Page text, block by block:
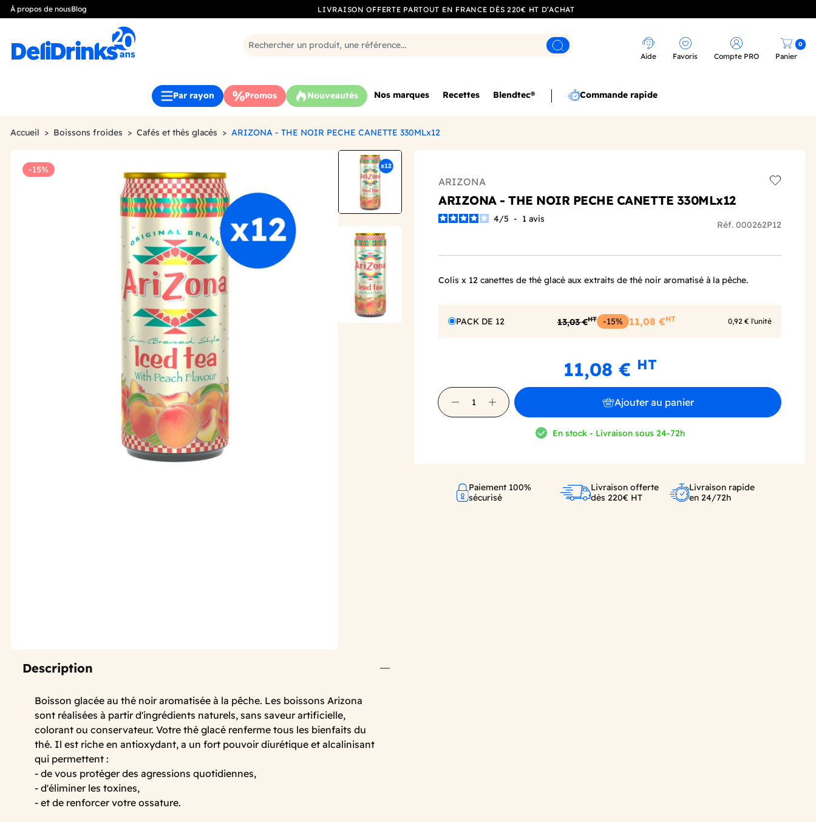
À propos de nousBlog LIVRAISON OFFERTE PARTOUT EN FRANCE DÈS 220€ HT D’ACHAT
Rechercher
Aide Favoris Compte PRO Panier
0
Par rayon Promos Nouveautés Nos marques Recettes Blendtec® Commande rapide
Accueil Boissons froides Cafés et thés glacés ARIZONA - THE NOIR PECHE CANETTE 330MLx12
-15%
Description
Boisson glacée au thé noir aromatisée à la pêche. Les boissons Arizona
sont réalisées à partir d'ingrédients naturels, sans saveur artificielle,
colorant ou conservateur. Votre thé glacé renferme tous les bienfaits du
thé. Il est riche en antioxydant, a un fort pouvoir diurétique et alcalinisant
qui permettent :
- de vous protéger des agressions quotidiennes,
- d'éliminer les toxines,
- et de renforcer votre ossature.
ARIZONA
ARIZONA - THE NOIR PECHE CANETTE 330MLx12
4/5 - 1 avis
Réf. 000262P12
Colis x 12 canettes de thé glacé aux extraits de thé noir aromatisé à la pêche.
PACK DE 12 13,03 €HT -15% 11,08 €HT 0,92 € l'unité
11,08 € HT
Ajouter au panier
En stock - Livraison sous 24-72h
Paiement 100%
sécurisé
Livraison offerte
dès 220€ HT
Livraison rapide
en 24/72h